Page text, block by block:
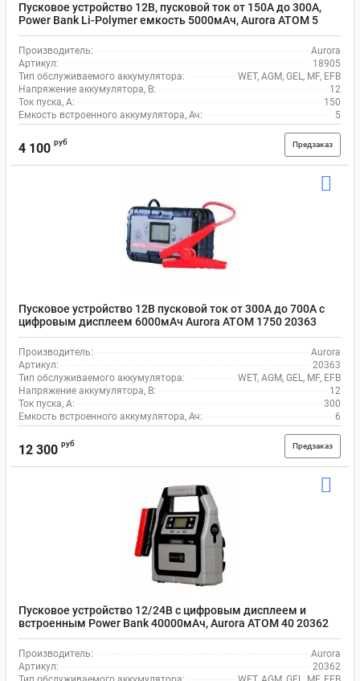
Пусковое устройство 12В, пусковой ток от 150А до 300А,
Power Bank Li-Polymer емкость 5000мАч, Aurora ATOM 5
18905
Производитель:
Aurora
Артикул:
18905
Тип обслуживаемого аккумулятора:
WET, AGM, GEL, MF, EFB
Напряжение аккумулятора, В:
12
Ток пуска, А:
150
Емкость встроенного аккумулятора, Ач:
5
4 100 руб Предзаказ
Пусковое устройство 12В пусковой ток от 300А до 700А с
цифровым дисплеем 6000мАч Aurora ATOM 1750 20363
Производитель:
Aurora
Артикул:
20363
Тип обслуживаемого аккумулятора:
WET, AGM, GEL, MF, EFB
Напряжение аккумулятора, В:
12
Ток пуска, А:
300
Емкость встроенного аккумулятора, Ач:
6
12 300 руб Предзаказ
Пусковое устройство 12/24В с цифровым дисплеем и
встроенным Power Bank 40000мАч, Aurora ATOM 40 20362
Производитель:
Aurora
Артикул:
20362